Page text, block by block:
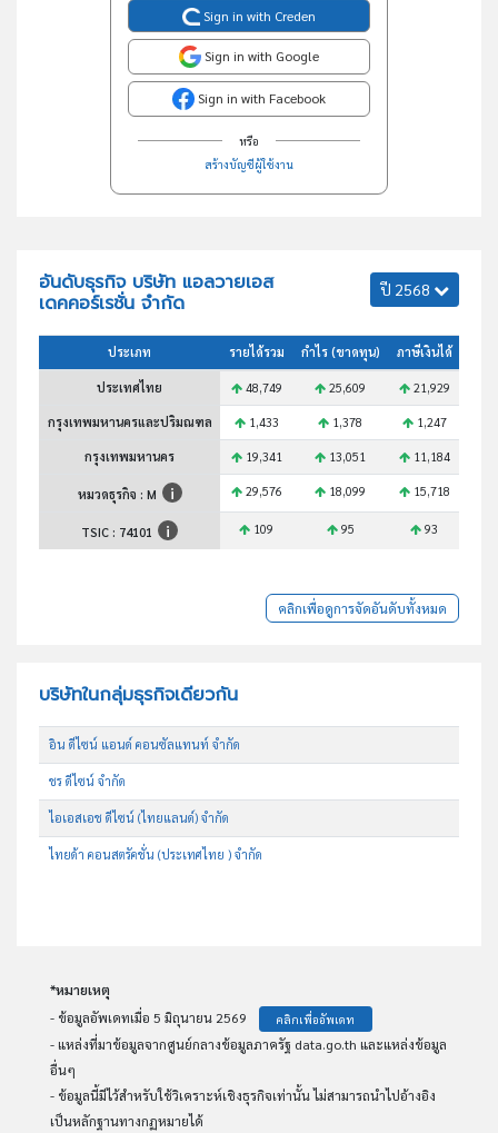
Sign in with Creden
Sign in with Google
Sign in with Facebook
หรือ
สร้างบัญชีผู้ใช้งาน
อันดับธุรกิจ บริษัท แอลวายเอส
เดคคอร์เรชั่น จำกัด
ปี 2568
ประเภท รายได้รวม กำไร (ขาดทุน) ภาษีเงินได้
ประเทศไทย 48,749 25,609 21,929
กรุงเทพมหานครและปริมณฑล 1,433 1,378 1,247
กรุงเทพมหานคร 19,341 13,051 11,184
หมวดธุรกิจ : M 29,576 18,099 15,718
TSIC : 74101 109 95 93
คลิกเพื่อดูการจัดอันดับทั้งหมด
บริษัทในกลุ่มธุรกิจเดียวกัน
อิน ดีไซน์ แอนด์ คอนซัลแทนท์ จำกัด
ชร ดีไซน์ จำกัด
ไอเอสเอช ดีไซน์ (ไทยแลนด์) จำกัด
ไทยด้า คอนสตรัคชั่น (ประเทศไทย ) จำกัด
*หมายเหตุ
- ข้อมูลอัพเดทเมื่อ 5 มิถุนายน 2569
คลิกเพื่ออัพเดท
- แหล่งที่มาข้อมูลจากศูนย์กลางข้อมูลภาครัฐ data.go.th และแหล่งข้อมูล
อื่นๆ
- ข้อมูลนี้มีไว้สำหรับใช้วิเคราะห์เชิงธุรกิจเท่านั้น ไม่สามารถนำไปอ้างอิง
เป็นหลักฐานทางกฏหมายได้